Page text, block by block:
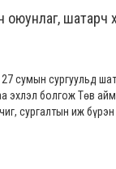
шатарч
сумын сургуульд
эхлэл болгож Төв
сургалтын иж